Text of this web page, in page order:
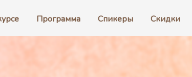
Программа Спикеры Скидки